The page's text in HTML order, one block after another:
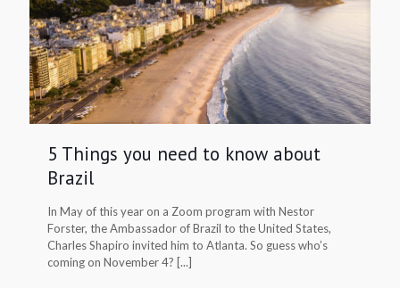
5 Things you need to know about
Brazil
In May of this year on a Zoom program with Nestor
Forster, the Ambassador of Brazil to the United States,
Charles Shapiro invited him to Atlanta. So guess who’s
coming on November 4? [...]